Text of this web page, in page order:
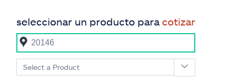
seleccionar un producto para cotizar
Select a Product